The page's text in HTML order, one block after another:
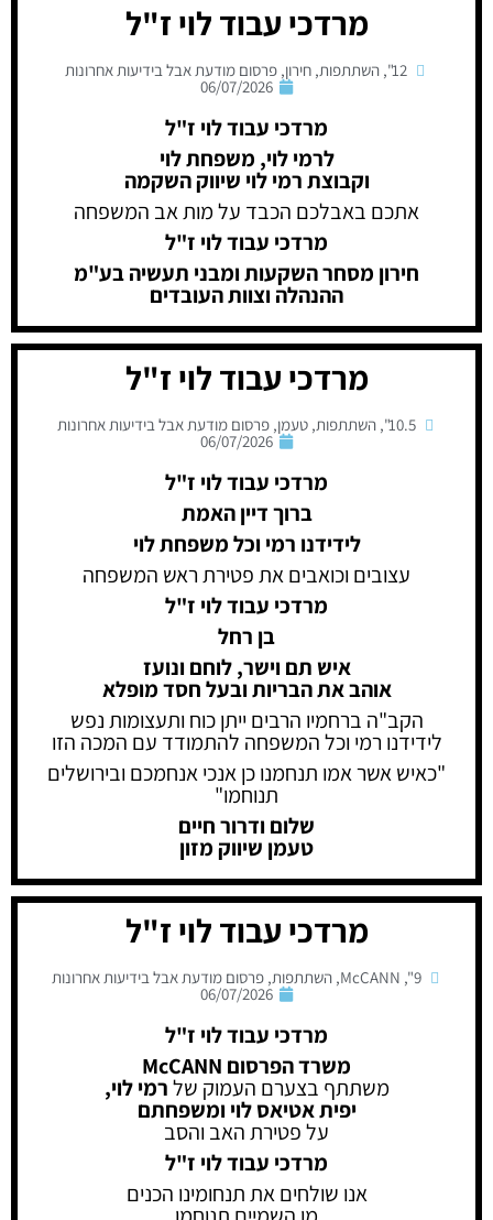
מרדכי עבוד לוי ז"ל
12"
, השתתפות, חירון, פרסום מודעת אבל בידיעות אחרונות
06/07/2026
מרדכי עבוד לוי ז"ל
לרמי לוי, משפחת לוי
וקבוצת רמי לוי שיווק השקמה
אתכם באבלכם הכבד על מות אב המשפחה
מרדכי עבוד לוי ז"ל
חירון מסחר השקעות ומבני תעשיה בע"מ
ההנהלה וצוות העובדים
מרדכי עבוד לוי ז"ל
10.5"
,השתתפות,טעמן,פרסום מודעת אבל בידיעות אחרונות
06/07/2026
מרדכי עבוד לוי ז"ל
ברוך דיין האמת
לידידנו רמי וכל משפחת לוי
עצובים וכואבים את פטירת ראש המשפחה
מרדכי עבוד לוי ז"ל
בן רחל
איש תם וישר, לוחם ונועז
אוהב את הבריות ובעל חסד מופלא
הקב"ה ברחמיו הרבים ייתן כוח ותעצומות נפש
לידידנו רמי וכל המשפחה להתמודד עם המכה הזו
"כאיש אשר אמו תנחמנו כן אנכי אנחמכם ובירושלים
תנוחמו"
שלום ודרור חיים
טעמן שיווק מזון
מרדכי עבוד לוי ז"ל
9"
,
McCANN
,השתתפות,פרסום מודעת אבל בידיעות אחרונות
06/07/2026
מרדכי עבוד לוי ז"ל
משרד הפרסום McCANN
משתתף בצערם העמוק שלרמי לוי,
יפית אטיאס לוי ומשפחתם
על פטירת האב והסב
מרדכי עבוד לוי ז"ל
אנו שולחים את תנחומינו הכנים